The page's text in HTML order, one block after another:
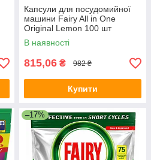
Капсули для посудомийної
машини Fairy All in One
Original Lemon 100 шт
В наявності
815,06 ₴ 982 ₴
Купити
–17%